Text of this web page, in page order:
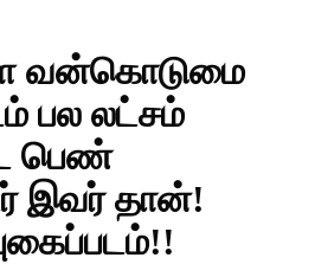
வன்கொடுமை
பல லட்சம்
பெண்
இவர் தான்!